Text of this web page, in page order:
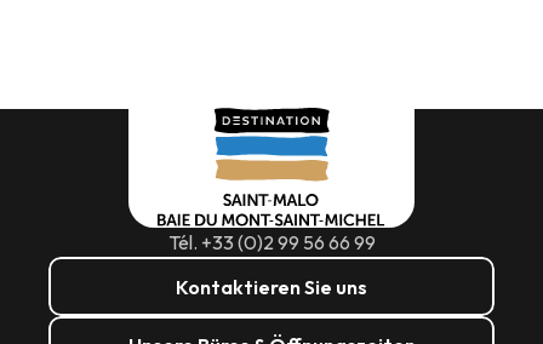
Tél. +33 (0)2 99 56 66 99
Kontaktieren Sie uns